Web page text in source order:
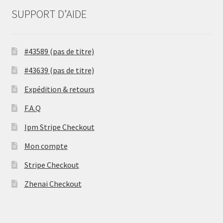
SUPPORT D’AIDE
#43589 (pas de titre)
#43639 (pas de titre)
Expédition & retours
F.A.Q
Ipm Stripe Checkout
Mon compte
Stripe Checkout
Zhenai Checkout